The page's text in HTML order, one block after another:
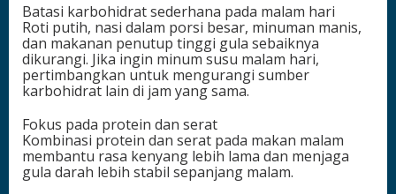
Batasi karbohidrat sederhana pada malam hari
Roti putih, nasi dalam porsi besar, minuman manis,
dan makanan penutup tinggi gula sebaiknya
dikurangi. Jika ingin minum susu malam hari,
pertimbangkan untuk mengurangi sumber
karbohidrat lain di jam yang sama.
Fokus pada protein dan serat
Kombinasi protein dan serat pada makan malam
membantu rasa kenyang lebih lama dan menjaga
gula darah lebih stabil sepanjang malam.